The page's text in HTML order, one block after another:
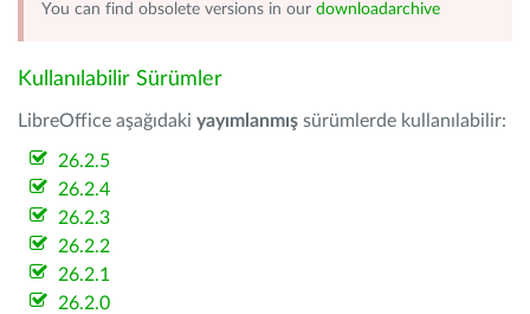
You can find obsolete versions in our downloadarchive
Kullanılabilir Sürümler
LibreOffice aşağıdaki yayımlanmış sürümlerde kullanılabilir:
26.2.5
26.2.4
26.2.3
26.2.2
26.2.1
26.2.0